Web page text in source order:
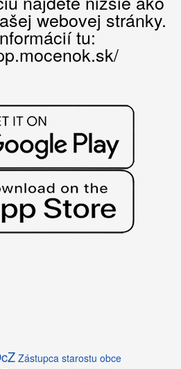
webovej stránky.
tu:
Zástupca starostu obce